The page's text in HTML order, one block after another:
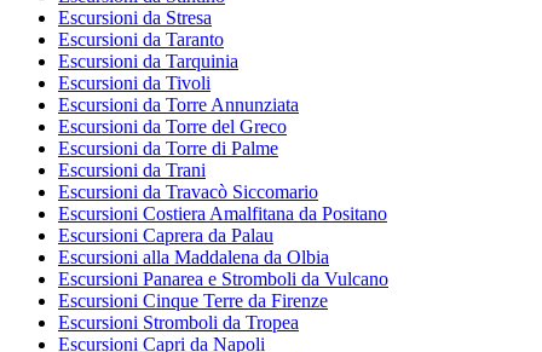
Escursioni da Stresa
Escursioni da Taranto
Escursioni da Tarquinia
Escursioni da Tivoli
Escursioni da Torre Annunziata
Escursioni da Torre del Greco
Escursioni da Torre di Palme
Escursioni da Trani
Escursioni da Travacò Siccomario
Escursioni Costiera Amalfitana da Positano
Escursioni Caprera da Palau
Escursioni alla Maddalena da Olbia
Escursioni Panarea e Stromboli da Vulcano
Escursioni Cinque Terre da Firenze
Escursioni Stromboli da Tropea
Escursioni Capri da Napoli